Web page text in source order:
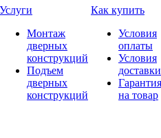
Услуги
Монтаж
дверных
конструкций
Подъем
дверных
конструкций
Как купить
Условия
оплаты
Условия
доставки
Гарантия
на товар